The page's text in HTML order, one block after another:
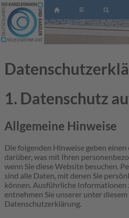
☰
1. Datenschutz
Allgemeine Hinweise
Die folgenden Hinweise geben
darüber, was mit Ihren
wenn Sie diese Website besuchen.
sind alle Daten, mit denen Sie
können. Ausführliche Informationen
entnehmen Sie unserer unter
Datenschutzerklärung.